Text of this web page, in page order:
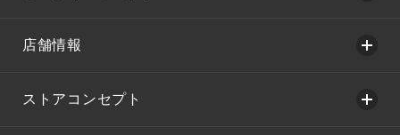
店舗情報
ストアコンセプト